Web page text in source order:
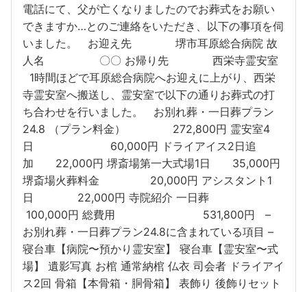
電話にて、父が亡くなりましたのでお葬式をお願い
できますか…とのご連絡をいただき、以下の事項を伺
いました。 お迎え先 堺市耳原総合病院 故
人名 〇〇 お帰り先 西栄寺霊安室
1時間ほどで耳原総合病院へお迎えに上がり、西栄
寺霊安室へ搬送し、霊安室で以下の通りお葬式の打
ち合わせを行いました。 お別れ葬・一日葬プラン
24.8 （プラン料金） 272,800円 霊安室4
日 60,000円 ドライアイス2日追
加 22,000円 堺斎場第一大式場1日 35,000円
堺斎場火葬料金 20,000円 アシスタント1
日 22,000円 寺院紹介 一日葬
100,000円 総費用 531,800円 –
お別れ葬・一日葬プラン24.8に含まれている項目 –
寝台車【病院〜預かり霊安室】 寝台車【霊安室〜式
場】 遺影写真 お棺 通常納棺 仏衣 司会者 ドライアイ
ス2回 骨箱【本骨箱・胴骨箱】 表飾り 後飾りセット